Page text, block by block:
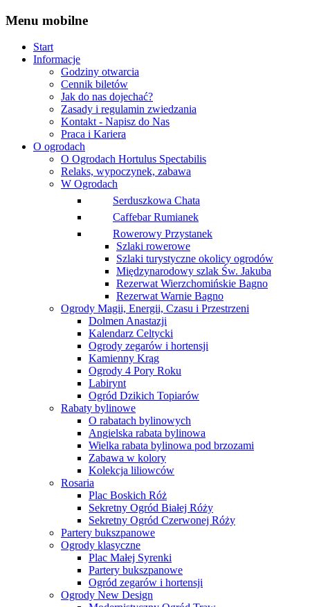
Menu mobilne
Start
Informacje
Godziny otwarcia
Cennik biletów
Jak do nas dojechać?
Zasady i regulamin zwiedzania
Kontakt - Napisz do Nas
Praca i Kariera
O ogrodach
O Ogrodach Hortulus Spectabilis
Relaks, wypoczynek, zabawa
W Ogrodach
Serduszkowa Chata
Caffebar Rumianek
Rowerowy Przystanek
Szlaki rowerowe
Szlaki turystyczne okolicy ogrodów
Międzynarodowy szlak Św. Jakuba
Rezerwat Wierzchomińskie Bagno
Rezerwat Warnie Bagno
Ogrody Magii, Energii, Czasu i Przestrzeni
Dolmen Anastazji
Kalendarz Celtycki
Ogrody zegarów i hortensji
Kamienny Krąg
Ogrody 4 Pory Roku
Labirynt
Ogród Dzikich Topiarów
Rabaty bylinowe
O rabatach bylinowych
Angielska rabata bylinowa
Wielka rabata bylinowa pod brzozami
Zabawa w kolory
Kolekcja liliowców
Rosaria
Plac Boskich Róż
Sekretny Ogród Białej Róży
Sekretny Ogród Czerwonej Róży
Partery bukszpanowe
Ogrody klasyczne
Plac Małej Syrenki
Partery bukszpanowe
Ogród zegarów i hortensji
Ogrody New Design